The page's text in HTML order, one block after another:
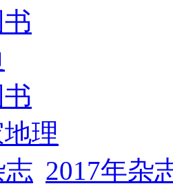
理
志 2017年杂